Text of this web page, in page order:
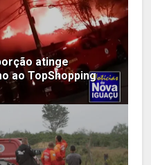
atinge
ao TopShopping